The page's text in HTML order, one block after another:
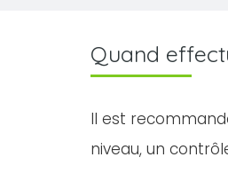
Quand
Il est
niveau, un